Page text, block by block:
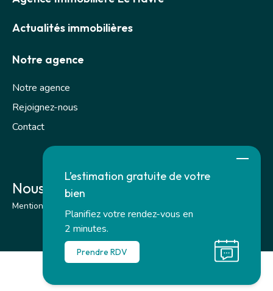
L’estimation gratuite de votre
bien
Planifiez votre rendez-vous en
2 minutes.
Prendre RDV
Actualités immobilières
Notre agence
Notre agence
Rejoignez-nous
Contact
Mentions légales
Nous suivre sur les réseaux